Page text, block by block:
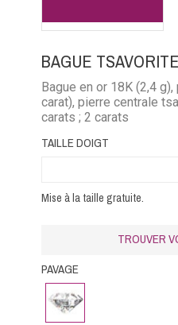
BAGUE
Bague en or 18K (2,4
carat), pierre centrale
carats ; 2 carats
TAILLE DOIGT
Mise à la taille gratuite.
TROUVER
PAVAGE
Diamant